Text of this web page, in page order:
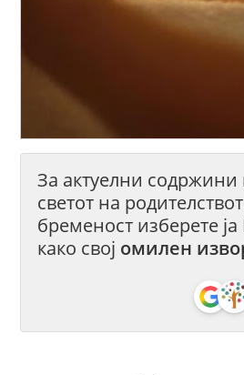
За актуелни содржини
светот на
бременост изберете ја
како свој омилен